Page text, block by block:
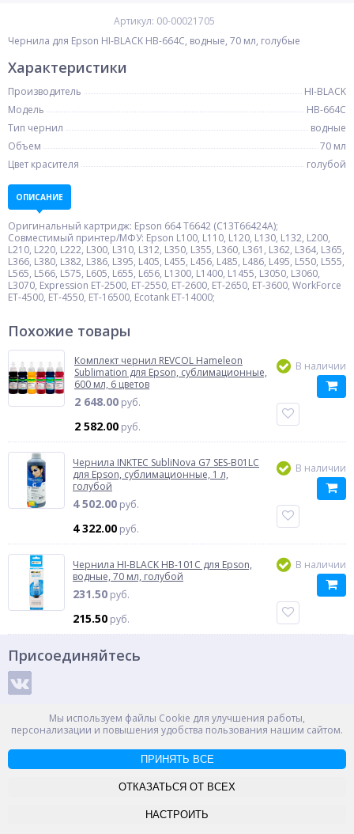
Артикул: 00-00021705
Чернила для Epson HI-BLACK HB-664С, водные, 70 мл, голубые
Характеристики
Производитель
HI-BLACK
Модель
HB-664С
Тип чернил
водные
Объем
70 мл
Цвет красителя
голубой
ОПИСАНИЕ
Оригинальный картридж: Epson 664 T6642 (C13T66424A);
Совместимый принтер/МФУ: Epson L100, L110, L120, L130, L132, L200,
L210, L220, L222, L300, L310, L312, L350, L355, L360, L361, L362, L364, L365,
L366, L380, L382, L386, L395, L405, L455, L456, L485, L486, L495, L550, L555,
L565, L566, L575, L605, L655, L656, L1300, L1400, L1455, L3050, L3060,
L3070, Expression ET-2500, ET-2550, ET-2600, ET-2650, ET-3600, WorkForce
ET-4500, ET-4550, ET-16500, Ecotank ET-14000;
Похожие товары
Комплект чернил REVCOL Hameleon
Sublimation для Epson, сублимационные,
600 мл, 6 цветов
2 648.00 руб.
2 582.00 руб.
В наличии
Чернила INKTEC SubliNova G7 SES-B01LC
для Epson, сублимационные, 1 л,
голубой
4 502.00 руб.
4 322.00 руб.
В наличии
Чернила HI-BLACK HB-101C для Epson,
водные, 70 мл, голубой
231.50 руб.
215.50 руб.
В наличии
Мы используем файлы Cookie для улучшения работы,
персонализации и повышения удобства пользования нашим сайтом.
ПРИНЯТЬ ВСЕ
ОТКАЗАТЬСЯ ОТ ВСЕХ
НАСТРОИТЬ
Присоединяйтесь
Способы оплаты
Россия, Великий Новгород, пр. Александра Корсунова 14А